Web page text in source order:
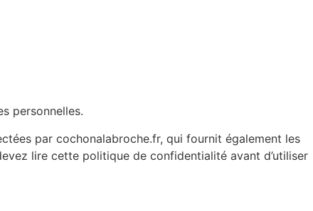
personnelles.
par cochonalabroche.fr, qui fournit également les
lire cette politique de confidentialité avant d’utiliser